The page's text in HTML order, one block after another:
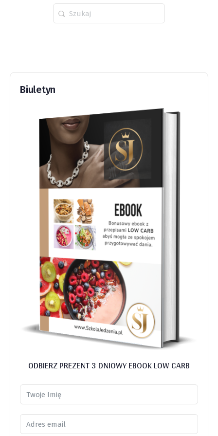
Wyszukaj
dla:
Biuletyn
ODBIERZ PREZENT 3 DNIOWY EBOOK LOW CARB